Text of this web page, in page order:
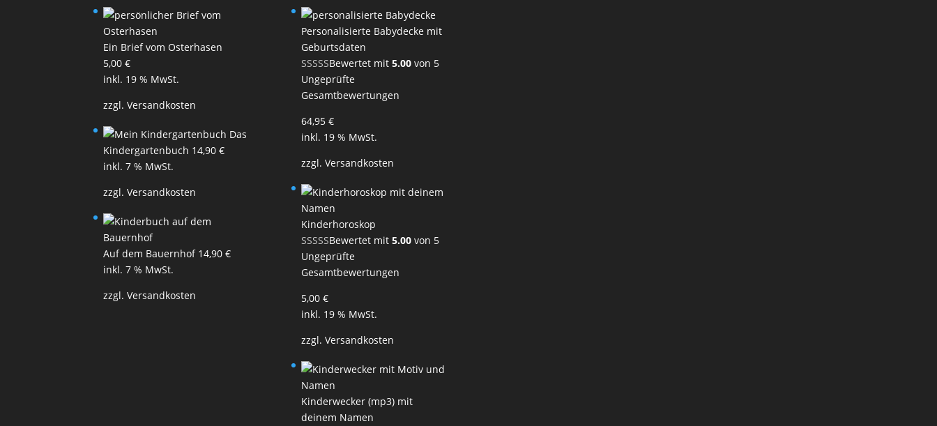
Ein Brief vom Osterhasen
5,00€
inkl. 19 % MwSt.
zzgl.Versandkosten
Das
Kindergartenbuch 14,90€
inkl. 7 % MwSt.
zzgl.Versandkosten
Auf dem Bauernhof 14,90€
inkl. 7 % MwSt.
zzgl.Versandkosten
Personalisierte Babydecke mit
Geburtsdaten
Bewertet mit 5.00von 5
Ungeprüfte
Gesamtbewertungen
64,95 €
inkl. 19 % MwSt.
zzgl. Versandkosten
Kinderhoroskop
Bewertet mit 5.00von 5
Ungeprüfte
Gesamtbewertungen
5,00 €
inkl. 19 % MwSt.
zzgl. Versandkosten
Kinderwecker (mp3) mit
deinem Namen